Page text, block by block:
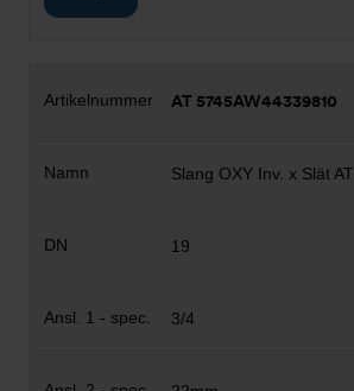
AT 5745AW44339810
Slang OXY Inv. x Slät AT
19
3/4